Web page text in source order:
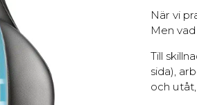
När vi
Men
Till
sida),
och